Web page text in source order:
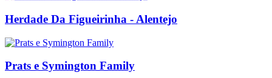
Herdade Da Figueirinha - Alentejo
Prats e Symington Family